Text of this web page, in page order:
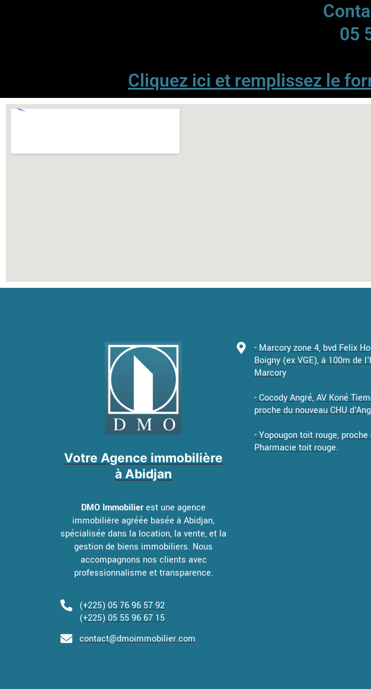
05
Cliquez ici et remplissez le
Votre Agence immobilière
à Abidjan
DMO Immobilierest une agence
immobilière agréée basée à Abidjan,
spécialisée dans la location, la vente, et la
gestion de biens immobiliers. Nous
accompagnons nos clients avec
professionnalisme et transparence.
(+225) 05 76 96 57 92
(+225) 05 55 96 67 15
contact@dmoimmobilier.com
- Marcory zone 4, bvd Felix
Boigny (ex VGE), à 100m de
Marcory
- Cocody Angré, AV Koné
proche du nouveau CHU
- Yopougon toit rouge, proche
Pharmacie toit rouge.